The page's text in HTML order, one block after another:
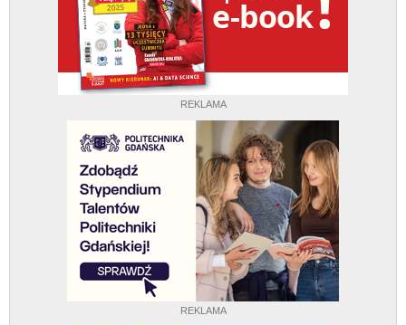
REKLAMA
REKLAMA